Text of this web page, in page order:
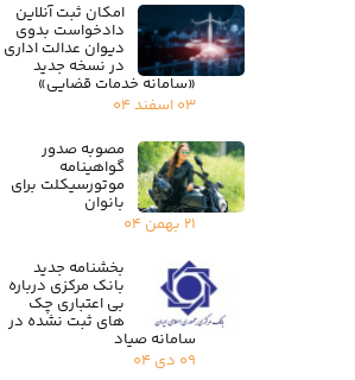
امکان ثبت آنلاین
دادخواست بدوی
دیوان عدالت اداری
در نسخه جدید
«سامانه خدمات قضایی»
۰۳ اسفند ۰۴
مصوبه صدور
گواهینامه
موتورسیکلت برای
بانوان
۲۱ بهمن ۰۴
بخشنامه جدید
بانک مرکزی درباره
بی اعتباری چک
های ثبت نشده در
سامانه صیاد
۰۹ دی ۰۴